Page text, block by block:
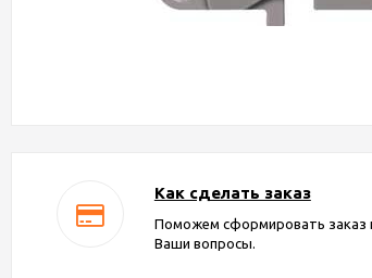
Как сделать заказ
Поможем сформировать заказ
Ваши вопросы.